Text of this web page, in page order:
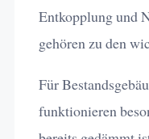
Entkopplung und
gehören zu den
Für
funktionieren